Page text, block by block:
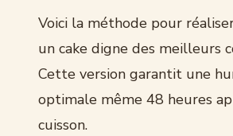
Voici la méthode pour
un cake digne des meilleurs
Cette version garantit une
optimale même 48 heures
cuisson.